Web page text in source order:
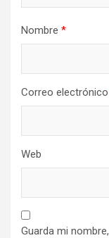
Nombre *
Correo electrónico
Web
Guarda mi